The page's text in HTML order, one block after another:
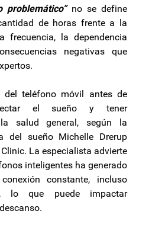
problemático”no se define
de horas frente a la
frecuencia, la dependencia
negativas que
del teléfono móvil antes de
el sueño y tener
salud general, según la
del sueño Michelle Drerup
La especialista advierte
inteligentes ha generado
constante, incluso
lo que puede impactar